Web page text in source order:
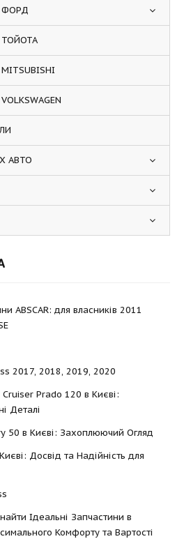
ФОРД
АВТО
ABSCAR: для власників 2011
2017, 2018, 2019, 2020
Prado 120 в Києві:
Деталі
50 в Києві: Захоплюючий Огляд
Досвід та Надійність для
Ідеальні Запчастини в
Комфорту та Вартості